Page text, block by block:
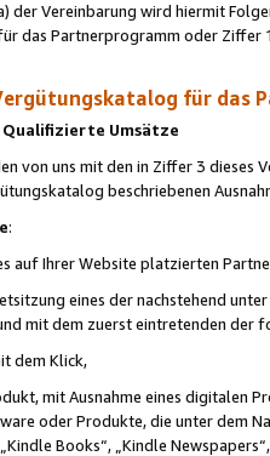
der Vereinbarung wird hiermit
das Partnerprogramm oder
für das
Umsätze
von uns mit den in Ziffer 3
beschriebenen
:
auf Ihrer Website platzierten
eines der nachstehend
mit dem zuerst eintretenden der
dem Klick,
mit Ausnahme eines digitalen
oder Produkte, die unter dem
Books“, „Kindle